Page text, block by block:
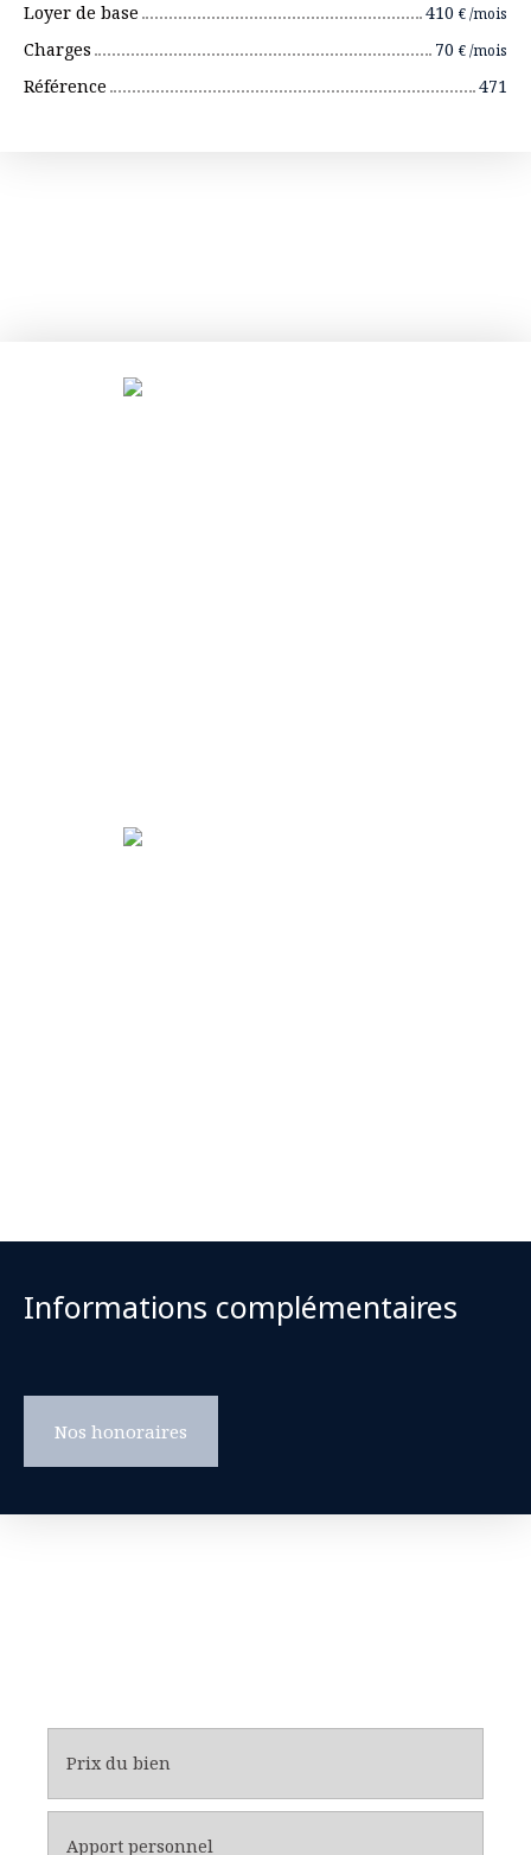
Loyer de base
410 € /mois
Charges 70 € /mois
Référence 471
Informations complémentaires
Nos honoraires
Prix du bien
Apport personnel